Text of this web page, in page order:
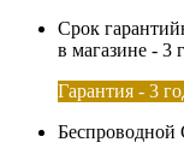
Срок
в магазине - 3
Гарантия - 3
Беспроводной